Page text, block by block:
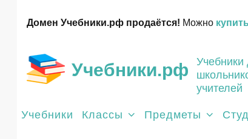
Домен Учебники.рф продаётся! Можно
Учебники.рф
Учебники
учителей
Учебники Классы Предметы